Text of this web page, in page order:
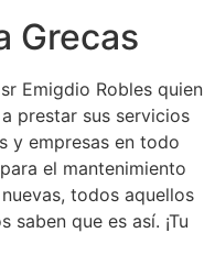
Grecas
Emigdio Robles quien
prestar sus servicios
y empresas en todo
el mantenimiento
todos aquellos
saben que es así. ¡Tu